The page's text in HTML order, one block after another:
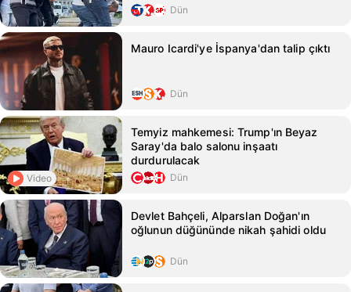
Dün
Mauro Icardi'ye İspanya'dan talip çıktı
Dün
Video
Temyiz mahkemesi: Trump'ın Beyaz
Saray'da balo salonu inşaatı
durdurulacak
Dün
Devlet Bahçeli, Alparslan Doğan'ın
oğlunun düğününde nikah şahidi oldu
Dün